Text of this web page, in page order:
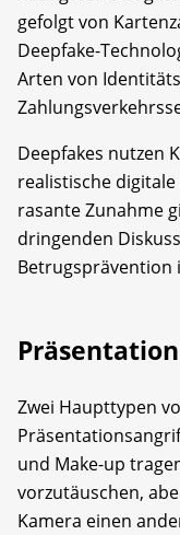
gefolgt von
Deepfake-
Arten von
Deepfakes nutzen
realistische
rasante Zunahme
dringenden
Betrugsprävention
Zwei Haupttypen
und Make-up
vorzutäuschen,
Kamera einen